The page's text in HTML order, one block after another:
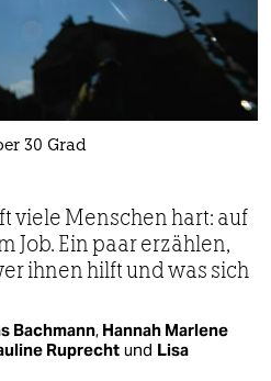
30 Grad
viele Menschen hart: auf
Job. Ein paar erzählen,
ihnen hilft und was sich
Bachmann, Hannah Marlene
Ruprecht und Lisa